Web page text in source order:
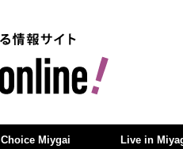
Choice Miygai Live in